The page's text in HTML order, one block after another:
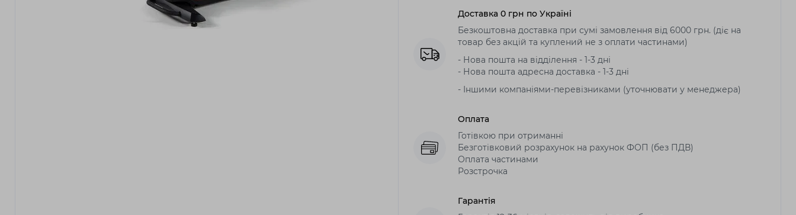
Доставка 0 грн по Україні
Безкоштовна доставка при сумі замовлення від 6000 грн. (діє на
товар без акцій та куплений не з оплати частинами)
- Нова пошта на відділення - 1-3 дні
- Нова пошта адресна доставка - 1-3 дні
- Іншими компаніями-перевізниками (уточнювати у менеджера)
Оплата
Готівкою при отриманні
Безготівковий розрахунок на рахунок ФОП (без ПДВ)
Оплата частинами
Розстрочка
Гарантія